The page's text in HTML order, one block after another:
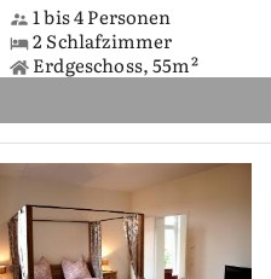
1 bis 4 Personen
2 Schlafzimmer
Erdgeschoss, 55m²